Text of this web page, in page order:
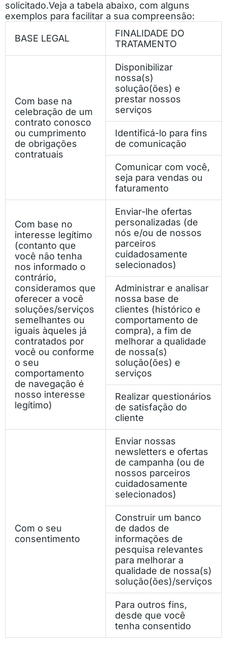
solicitado.Veja a tabela abaixo, com alguns
exemplos para facilitar a sua compreensão:
BASE LEGAL
FINALIDADE DO
TRATAMENTO
Com base na
celebração de um
contrato conosco
ou cumprimento
de obrigações
contratuais
Disponibilizar
nossa(s)
solução(ões) e
prestar nossos
serviços
Identificá-lo para fins
de comunicação
Comunicar com você,
seja para vendas ou
faturamento
Com base no
interesse legítimo
(contanto que
você não tenha
nos informado o
contrário,
consideramos que
oferecer a você
soluções/serviços
semelhantes ou
iguais àqueles já
contratados por
você ou conforme
o seu
comportamento
de navegação é
nosso interesse
legítimo)
Enviar-lhe ofertas
personalizadas (de
nós e/ou de nossos
parceiros
cuidadosamente
selecionados)
Administrar e analisar
nossa base de
clientes (histórico e
comportamento de
compra), a fim de
melhorar a qualidade
de nossa(s)
solução(ões) e
serviços
Realizar questionários
de satisfação do
cliente
Com o seu
consentimento
Enviar nossas
newsletters e ofertas
de campanha (ou de
nossos parceiros
cuidadosamente
selecionados)
Construir um banco
de dados de
informações de
pesquisa relevantes
para melhorar a
qualidade de nossa(s)
solução(ões)/serviços
Para outros fins,
desde que você
tenha consentido